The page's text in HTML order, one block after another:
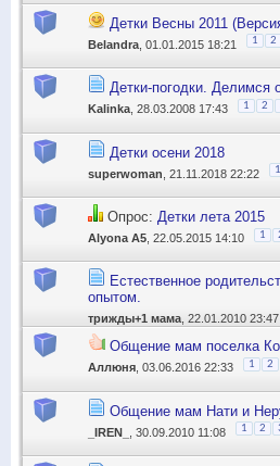
Детки Весны 2011
Belandra , 01.01.2015 18:21 1 2
Детки-погодки. Делимся
Kalinka , 28.03.2008 17:43 1 2
Детки осени 2018
superwoman , 21.11.2018 22:22 1
Опрос: Детки лета 2015
Alyona A5 , 22.05.2015 14:10 1
Естественное
опытом.
трижды+1 мама , 22.01.2010 23:47
Общение мам поселка
Аллюня , 03.06.2016 22:33 1 2
Общение мам Нати и
_IREN_ , 30.09.2010 11:08 1 2